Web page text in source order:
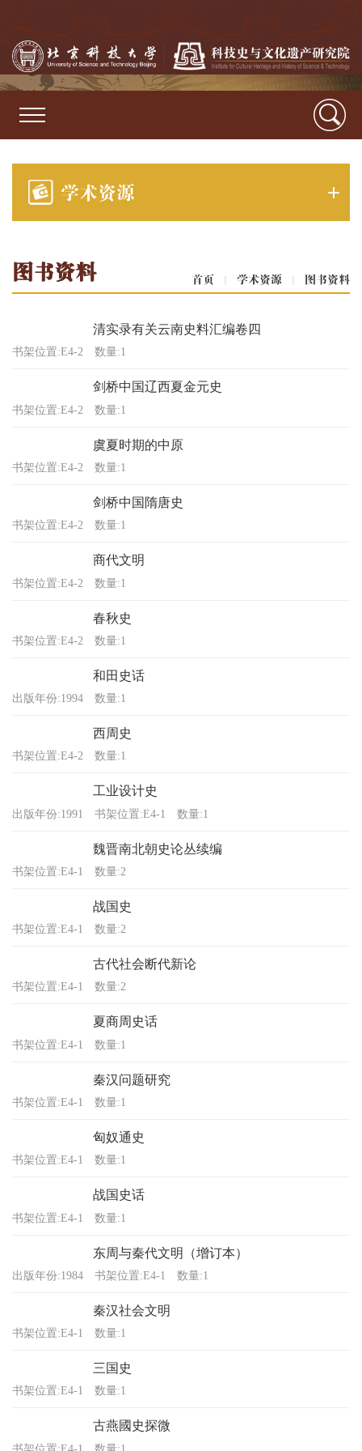
学术资源
首页 | 学术资源 | 图书资料
图书资料
清实录有关云南史料汇编卷四
书架位置:E4-2 数量:1
剑桥中国辽西夏金元史
书架位置:E4-2 数量:1
虞夏时期的中原
书架位置:E4-2 数量:1
剑桥中国隋唐史
书架位置:E4-2 数量:1
商代文明
书架位置:E4-2 数量:1
春秋史
书架位置:E4-2 数量:1
和田史话
出版年份:1994 数量:1
西周史
书架位置:E4-2 数量:1
工业设计史
出版年份:1991 书架位置:E4-1 数量:1
魏晋南北朝史论丛续编
书架位置:E4-1 数量:2
战国史
书架位置:E4-1 数量:2
古代社会断代新论
书架位置:E4-1 数量:2
夏商周史话
书架位置:E4-1 数量:1
秦汉问题研究
书架位置:E4-1 数量:1
匈奴通史
书架位置:E4-1 数量:1
战国史话
书架位置:E4-1 数量:1
东周与秦代文明（增订本）
出版年份:1984 书架位置:E4-1 数量:1
秦汉社会文明
书架位置:E4-1 数量:1
三国史
书架位置:E4-1 数量:1
古燕國史探微